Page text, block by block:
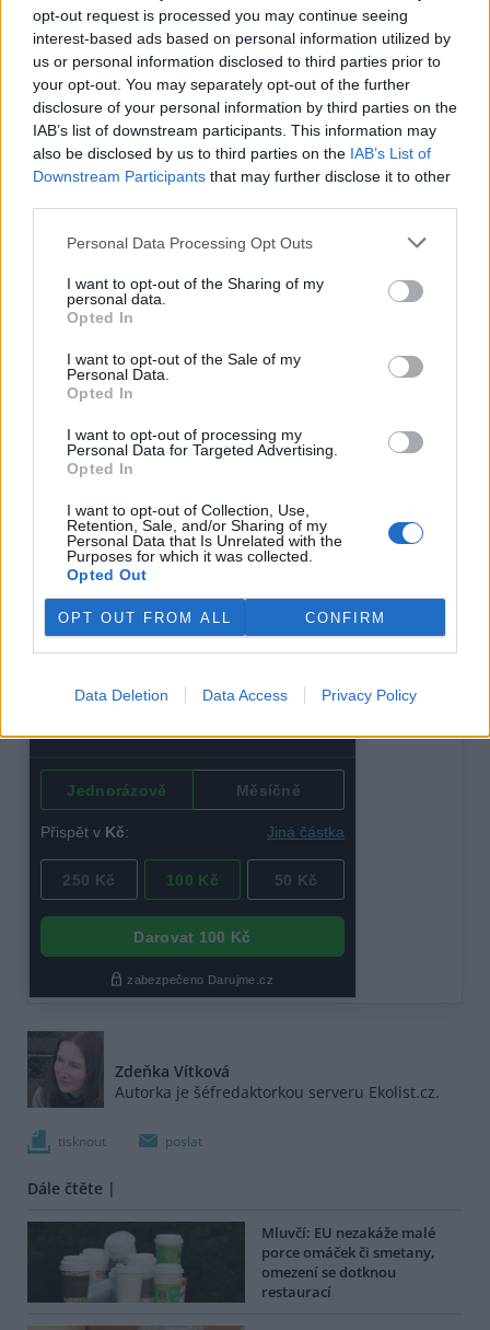
opt-out request is processed you may continue seeing
interest-based ads based on personal information utilized by
us or personal information disclosed to third parties prior to
your opt-out. You may separately opt-out of the further
disclosure of your personal information by third parties on the
IAB’s list of downstream participants. This information may
also be disclosed by us to third parties on the IAB’s List of
Downstream Participants that may further disclose it to other
Personal Data Processing Opt Outs
I want to opt-out of the Sharing of my
personal data.
Opted In
I want to opt-out of the Sale of my
Personal Data.
Opted In
I want to opt-out of processing my
Personal Data for Targeted Advertising.
Opted In
I want to opt-out of Collection, Use,
Retention, Sale, and/or Sharing of my
Personal Data that Is Unrelated with the
Purposes for which it was collected.
Opted Out
OPT OUT FROM ALL CONFIRM
Data Deletion Data Access Privacy Policy
„Je to aktivita, kterou ocení, protože k opravování věcí mají
přirozený sklon, ale často jim chybí místo, kde seženou
opraváře,“ říká Dana Kalistová.
Čím dál víc ale v centru potkávají i mladé lidi, kteří ho
navštěvují z principu věci a kvůli sympatiím k sociálnímu
podnikání. „Stejně jako nám jim vadí nadprodukce věcí a
chtějí nakupovat tímto stylem,“ dodává Dana Kalistová.
Přečtěte si také |
věcech. Pro nás je to o
spotřebě a planetě, říká
Kabinet CB funguje jako sociální podnik, vytváří pracovní
příležitosti a zaměstnává mimo jiné osoby se specifickými
workshopy a komunitní akce zaměřené na udržitelnost a
kreativní využití materiálů. Zároveň nabízí vyklízení
nemovitostí nebo opravy čalounění, dřevěného nábytku a
textilu na zakázku.
Zdeňka Vítková
Autorka je šéfredaktorkou serveru Ekolist.cz.
tisknout poslat
Dále čtěte |
Mluvčí: EU nezakáže malé
porce omáček či smetany,
omezení se dotknou
restaurací